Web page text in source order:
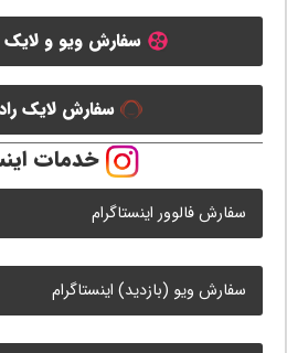
سفارش ویو و لایک
سفارش لایک
خدمات
سفارش فالوور اینستاگرام
سفارش ویو (بازدید) اینستاگرام